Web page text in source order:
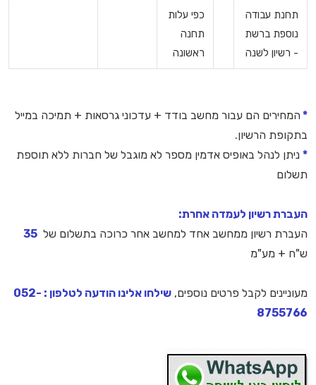
תחנת עבודה
נוספת ברשת
- רשיון לשנה
כפי עלות
תחנה
ראשונה
* המחירים הם עבור מחשב בודד + עדכוני גרסאות + תמיכה במייל
בתקופת הרשיון.
* ניתן לנהל באופיס אדמין מספר לא מוגבל של חברות ללא תוספת
תשלום
העברת רשיון לעמדה אחרת:
העברת רשיון ממחשב אחד למחשב אחר כרוכה בתשלום של 35
ש"ח + מע"מ
מעוניינים לקבל פרטים נוספים,
שילחו אלינו הודעה לטלפון : 052-
8755766